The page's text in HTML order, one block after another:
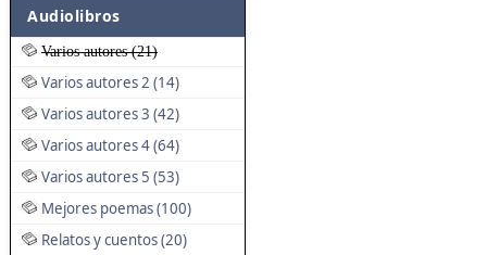
Audiolibros
Varios autores (21)
Varios autores 2 (14)
Varios autores 3 (42)
Varios autores 4 (64)
Varios autores 5 (53)
Mejores poemas (100)
Relatos y cuentos (20)